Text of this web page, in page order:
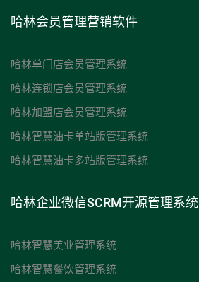
哈林会员管理营销软件
哈林单门店会员管理系统
哈林连锁店会员管理系统
哈林加盟店会员管理系统
哈林智慧油卡单站版管理系统
哈林智慧油卡多站版管理系统
哈林企业微信SCRM开源管理系统
哈林智慧美业管理系统
哈林智慧餐饮管理系统